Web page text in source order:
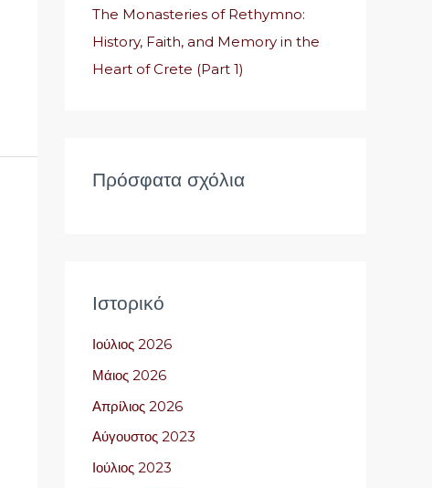
α
:
The Monasteries of Rethymno:
History, Faith, and Memory in the
Heart of Crete (Part 1)
Πρόσφατα σχόλια
Ιστορικό
Ιούλιος 2026
Μάιος 2026
Απρίλιος 2026
Αύγουστος 2023
Ιούλιος 2023